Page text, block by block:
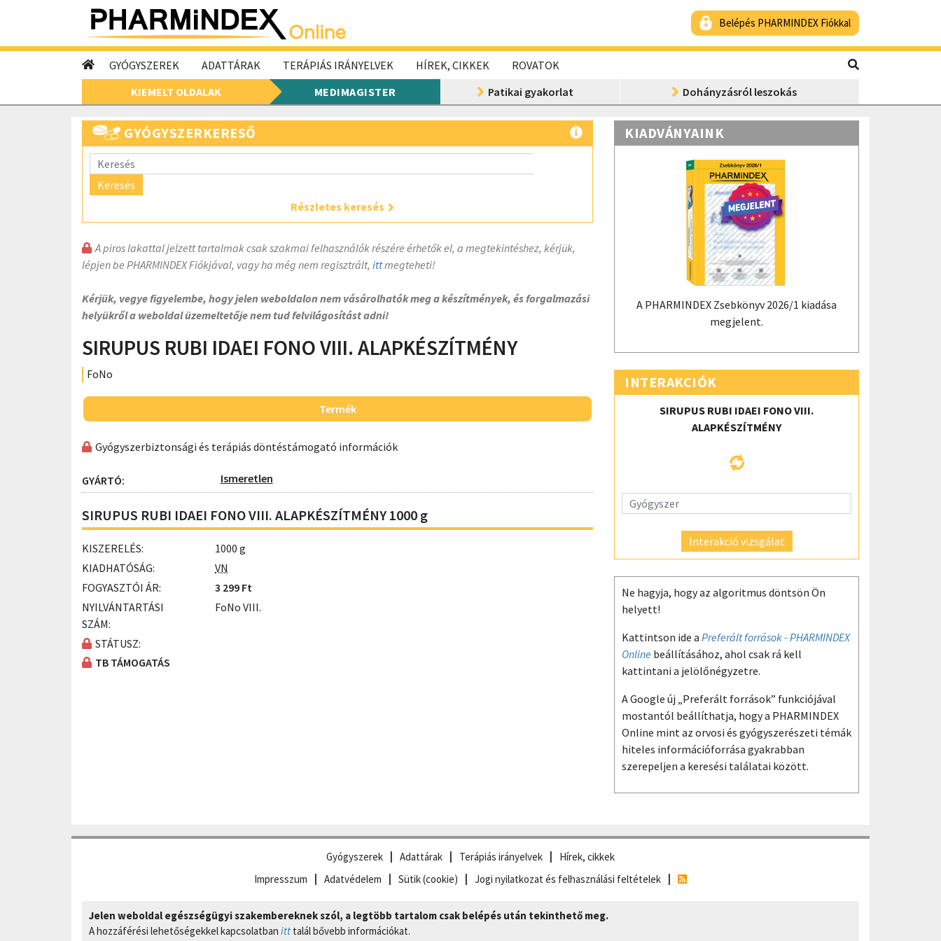
Belépés PHARMINDEX Fiókkal
GYÓGYSZEREK ADATTÁRAK TERÁPIÁS IRÁNYELVEK HÍREK, CIKKEK
ROVATOK
KIEMELT OLDALAK
MEDIMAGISTER Patikai gyakorlat Dohányzásról leszokás
GYÓGYSZERKERESŐ
Keresés
Részletes keresés
A piros lakattal jelzett tartalmak csak szakmai felhasználók részére érhetők el, a megtekintéshez, kérjük,
lépjen be PHARMINDEX Fiókjával, vagy ha még nem regisztrált, ittmegteheti!
Kérjük, vegye figyelembe, hogy jelen weboldalon nem vásárolhatók meg a készítmények, és forgalmazási
helyükről a weboldal üzemeltetője nem tud felvilágosítást adni!
SIRUPUS RUBI IDAEI FONO VIII. ALAPKÉSZÍTMÉNY
FoNo
Termék
Gyógyszerbiztonsági és terápiás döntéstámogató információk
GYÁRTÓ: Ismeretlen
SIRUPUS RUBI IDAEI FONO VIII. ALAPKÉSZÍTMÉNY 1000 g
KISZERELÉS:
1000 g
KIADHATÓSÁG:
VN
FOGYASZTÓI ÁR:
3 299 Ft
NYILVÁNTARTÁSI
SZÁM:
FoNo VIII.
STÁTUSZ:
TB TÁMOGATÁS
KIADVÁNYAINK
A PHARMINDEX Zsebkönyv 2026/1 kiadása
megjelent.
INTERAKCIÓK
SIRUPUS RUBI IDAEI FONO VIII.
ALAPKÉSZÍTMÉNY
Interakció vizsgálat
Ne hagyja, hogy az algoritmus döntsön Ön
helyett!
Kattintson ide a Preferált források - PHARMINDEX
Online beállításához, ahol csak rá kell
kattintani a jelölőnégyzetre.
A Google új „Preferált források” funkciójával
mostantól beállíthatja, hogy a PHARMINDEX
Online mint az orvosi és gyógyszerészeti témák
hiteles információforrása gyakrabban
szerepeljen a keresési találatai között.
Gyógyszerek Adattárak Terápiás irányelvek
Hírek, cikkek
Impresszum
Adatvédelem Sütik (cookie) Jogi nyilatkozat és felhasználási feltételek
Jelen weboldal egészségügyi szakembereknek szól, a legtöbb tartalom csak belépés után tekinthető meg.
A hozzáférési lehetőségekkel kapcsolatban itt talál bővebb információkat.